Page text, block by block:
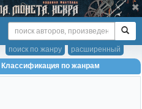
расширенный
поиск по жанру
по жанрам